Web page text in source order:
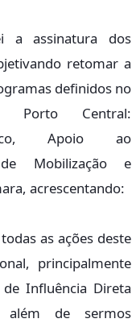
a assinatura dos
retomar a
definidos no
Porto Central:
Apoio ao
Mobilização e
acrescentando:
as ações deste
principalmente
Influência Direta
de sermos